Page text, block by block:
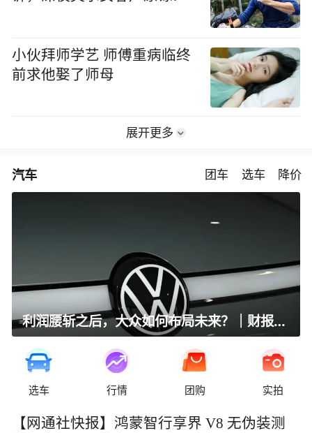
小伙拜师学艺 师傅重病临终
前求他娶了师母
展开更多
汽车 团车 选车 降价
利润腰斩之后，大众如何布局未来？｜财报全视角
选车 行情 团购 实拍
【网通社快报】鸿蒙智行享界 V8 无伪装测